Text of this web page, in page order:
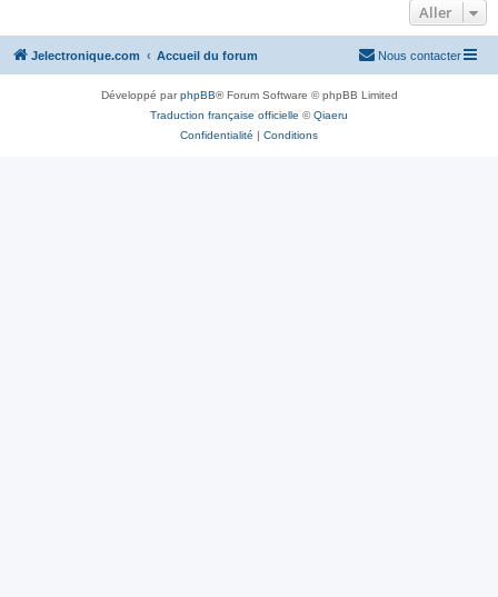
Aller
Jelectronique.com Accueil du forum Nous contacter
Développé parphpBB® Forum Software © phpBB Limited
Traduction française officielle ©Qiaeru
Confidentialité | Conditions